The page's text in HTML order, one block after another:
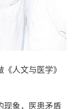
人文与医学》
现象，医患矛盾